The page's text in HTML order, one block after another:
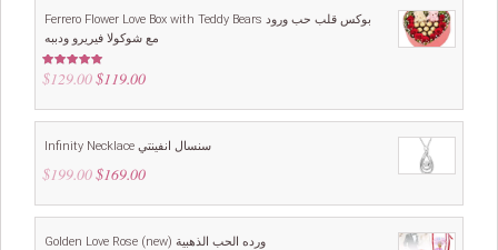
Ferrero Flower Love Box with Teddy Bears بوكس قلب حب ورود
مع شوكولا فيريرو ودببه
Rated 5.00
out of 5
$129.00 Original
was:
$119.00Current
is:
Infinity Necklace سنسال انفينتي
$199.00 Original
was:
$169.00Current
is:
Golden Love Rose (new) ورده الحب الذهبية